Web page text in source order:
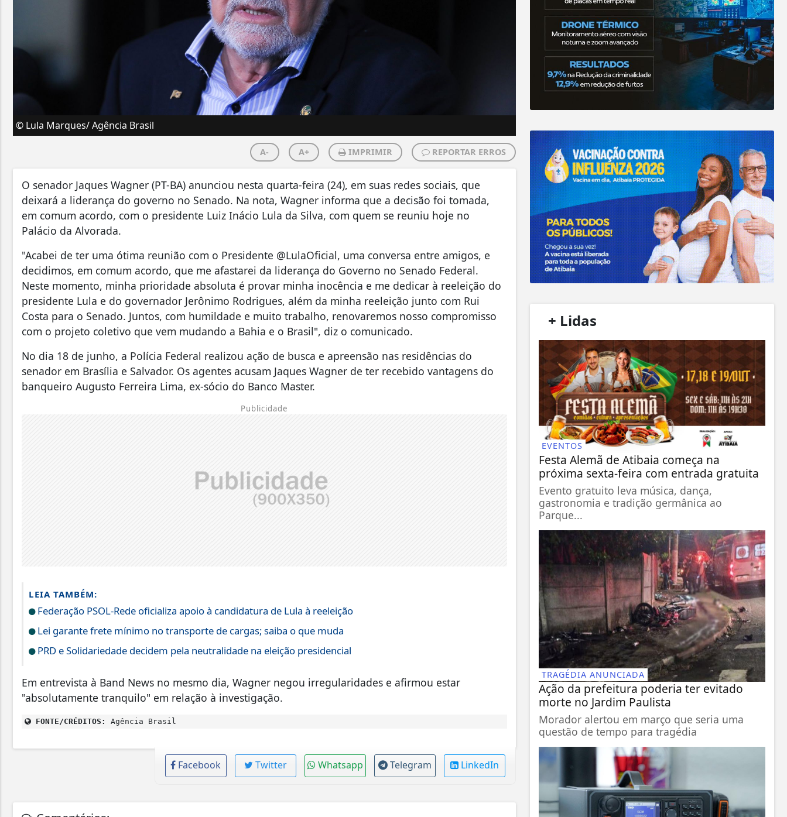
© Lula Marques/ Agência Brasil
A- A+ IMPRIMIR REPORTAR ERROS
O senador Jaques Wagner (PT-BA) anunciou nesta quarta-feira (24), em suas redes sociais, que
deixará a liderança do governo no Senado. Na nota, Wagner informa que a decisão foi tomada,
em comum acordo, com o presidente Luiz Inácio Lula da Silva, com quem se reuniu hoje no
Palácio da Alvorada.
"Acabei de ter uma ótima reunião com o Presidente @LulaOficial, uma conversa entre amigos, e
decidimos, em comum acordo, que me afastarei da liderança do Governo no Senado Federal.
Neste momento, minha prioridade absoluta é provar minha inocência e me dedicar à reeleição do
presidente Lula e do governador Jerônimo Rodrigues, além da minha reeleição junto com Rui
Costa para o Senado. Juntos, com humildade e muito trabalho, renovaremos nosso compromisso
com o projeto coletivo que vem mudando a Bahia e o Brasil", diz o comunicado.
No dia 18 de junho, a Polícia Federal realizou ação de busca e apreensão nas residências do
senador em Brasília e Salvador. Os agentes acusam Jaques Wagner de ter recebido vantagens do
banqueiro Augusto Ferreira Lima, ex-sócio do Banco Master.
Publicidade
LEIA TAMBÉM:
Federação PSOL-Rede oficializa apoio à candidatura de Lula à reeleição
Lei garante frete mínimo no transporte de cargas; saiba o que muda
PRD e Solidariedade decidem pela neutralidade na eleição presidencial
Em entrevista à Band News no mesmo dia, Wagner negou irregularidades e afirmou estar
"absolutamente tranquilo" em relação à investigação.
FONTE/CRÉDITOS: Agência Brasil
Facebook Twitter Whatsapp Telegram LinkedIn
+ Lidas
EVENTOS
Festa Alemã de Atibaia começa na
próxima sexta-feira com entrada gratuita
Evento gratuito leva música, dança,
gastronomia e tradição germânica ao
Parque...
TRAGÉDIA ANUNCIADA
Ação da prefeitura poderia ter evitado
morte no Jardim Paulista
Morador alertou em março que seria uma
questão de tempo para tragédia